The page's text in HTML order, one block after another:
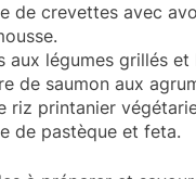
de crevettes avec
aux légumes grillés et
de saumon aux
riz printanier
de pastèque et feta.